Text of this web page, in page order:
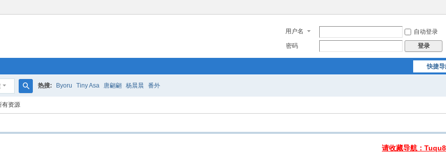
用户名
自动登录
密码
登录
快捷
索
热搜: Byoru Tiny Asa 唐翩翩 杨晨晨 番外
有资源
请收藏导航：